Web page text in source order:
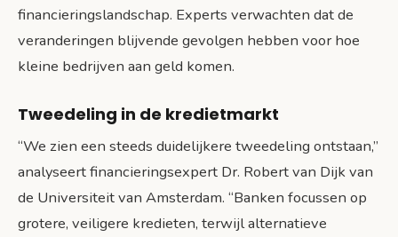
financieringslandschap. Experts verwachten dat de
veranderingen blijvende gevolgen hebben voor hoe
kleine bedrijven aan geld komen.
Tweedeling in de kredietmarkt
“We zien een steeds duidelijkere tweedeling ontstaan,”
analyseert financieringsexpert Dr. Robert van Dijk van
de Universiteit van Amsterdam. “Banken focussen op
grotere, veiligere kredieten, terwijl alternatieve